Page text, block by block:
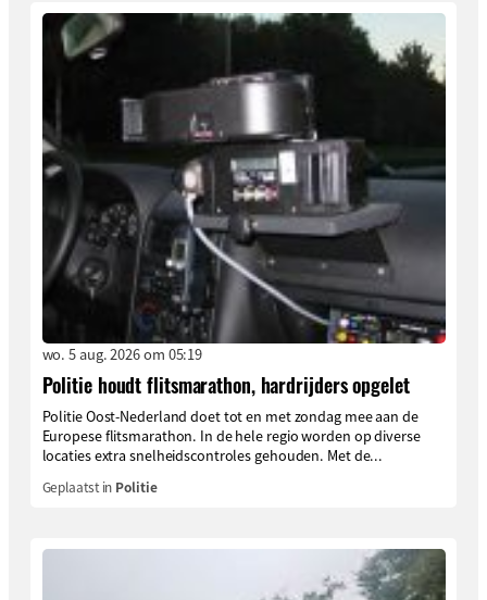
wo. 5 aug. 2026 om 05:19
Politie houdt flitsmarathon, hardrijders opgelet
Politie Oost-Nederland doet tot en met zondag mee aan de
Europese flitsmarathon. In de hele regio worden op diverse
locaties extra snelheidscontroles gehouden. Met de...
Geplaatst in Politie